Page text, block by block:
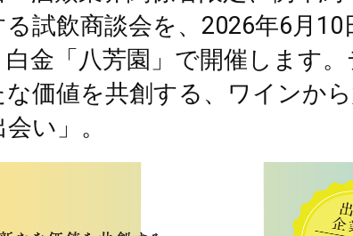
試飲商談会を、2026年6月10
白金「八芳園」で開催します
な価値を共創する、ワインか
い」。